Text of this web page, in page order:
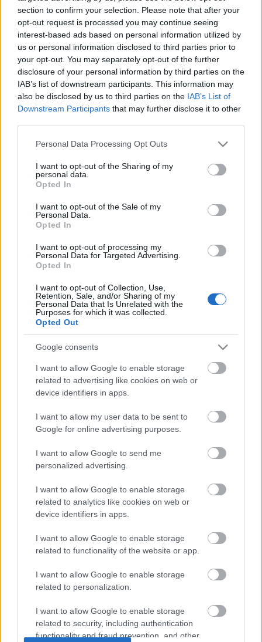
section to confirm your selection. Please note that after your
opt-out request is processed you may continue seeing
interest-based ads based on personal information utilized by
us or personal information disclosed to third parties prior to
your opt-out. You may separately opt-out of the further
disclosure of your personal information by third parties on the
IAB’s list of downstream participants. This information may
also be disclosed by us to third parties on the IAB’s List of
Downstream Participants that may further disclose it to other
Please note that this website/app uses one or more Google
not limited to your visit or usage behaviour. You may click to
grant or deny consent to Google and its third-party tags to
use your data for below specified purposes in below Google
consent section.
Personal Data Processing Opt Outs
I want to opt-out of the Sharing of my
personal data.
Opted In
I want to opt-out of the Sale of my
Personal Data.
Opted In
I want to opt-out of processing my
Personal Data for Targeted Advertising.
Opted In
I want to opt-out of Collection, Use,
Retention, Sale, and/or Sharing of my
Personal Data that Is Unrelated with the
Purposes for which it was collected.
Opted Out
Google consents
I want to allow Google to enable storage
related to advertising like cookies on web or
device identifiers in apps.
I want to allow my user data to be sent to
Google for online advertising purposes.
I want to allow Google to send me
personalized advertising.
I want to allow Google to enable storage
related to analytics like cookies on web or
device identifiers in apps.
I want to allow Google to enable storage
related to functionality of the website or app.
I want to allow Google to enable storage
related to personalization.
I want to allow Google to enable storage
related to security, including authentication
functionality and fraud prevention, and other
gasztrokiállítói pedig exkluzív ételeket biztosítanak
számunkra. A hangulatért a Lóci játszikés a
Bieberslesz a felelős.
A sörkedvelőkneksem kell otthon maradniuk,
hiszen a nulladik nap az„Így söröztök ti”
butiksörfesztivállal indul, ahol az ország legjobb
sörfőzdéivel alapozhatunk a borfesztiválra.
séfjekéntismert Barna Ádámvárja az
dining vacsora mellé prémium kategóriás pezsgőket
kóstolhatunk.
Nyáry Krisztián íróés aGellért Söröző séfje, Vona
Róbertaz „Így főztök ti”
borfesztiválra érkezőket.
Ráadásként a vasárnapi ebéd helyett választhatjuk a
Karinthy család legkedveltebb ételei
„Így esztek ti”elnevezésűSunday Brunchot.
Remélem, kedvet kaptatok, és találkozunk
borfesztiválon!
További részletekértkattints ide
Tetszett a bejegyzés és érdekel a borok világa?
Olvasd el a Winelovers blog
csatlakozzborrajongó közösségünkhöz